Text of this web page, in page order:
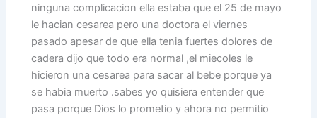
ninguna complicacion ella estaba que el 25 de mayo
le hacian cesarea pero una doctora el viernes
pasado apesar de que ella tenia fuertes dolores de
cadera dijo que todo era normal ,el miecoles le
hicieron una cesarea para sacar al bebe porque ya
se habia muerto .sabes yo quisiera entender que
pasa porque Dios lo prometio y ahora no permitio